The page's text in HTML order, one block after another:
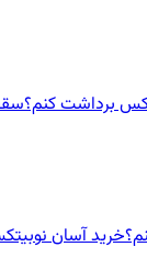
برداشت کنم؟
خرید آسان